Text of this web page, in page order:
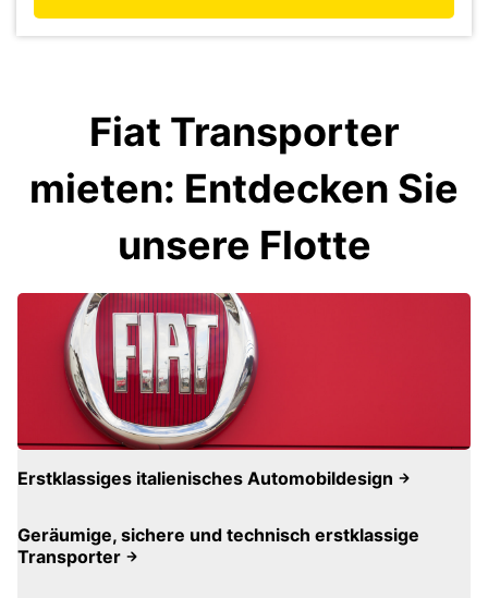
Fiat Transporter
mieten: Entdecken Sie
unsere Flotte
Erstklassiges italienisches Automobildesign
Geräumige, sichere und technisch erstklassige
Transporter